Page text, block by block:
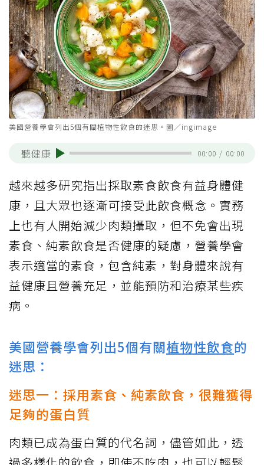
美國營養學會列出5個有關植物性飲食的迷思。圖／ingimage
聽健康 00:00 / 00:00
越來越多研究指出採取素食飲食有益身體健
康，且大眾也逐漸可接受此飲食概念。實務
上也有人開始減少肉類攝取，但不免會出現
素食、純素飲食是否健康的疑慮，營養學會
表示適當的素食，包含純素，對身體來說有
益健康且營養充足，並能預防和治療某些疾
病。
美國營養學會列出5個有關植物性飲食的
迷思：
迷思一：採用素食、純素飲食，很難獲得
足夠的蛋白質
肉類已成為蛋白質的代名詞，儘管如此，透